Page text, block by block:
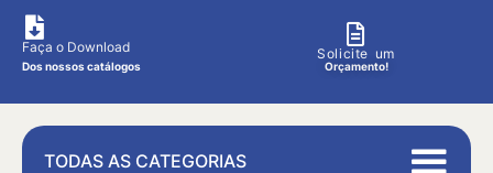
Faça o Download
Dos nossos catálogos
Solicite um
Orçamento!
TODAS AS CATEGORIAS